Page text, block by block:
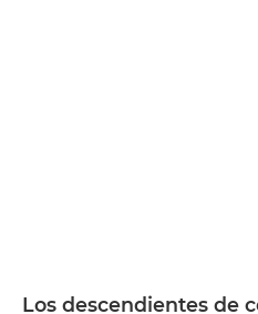
Los descendientes de